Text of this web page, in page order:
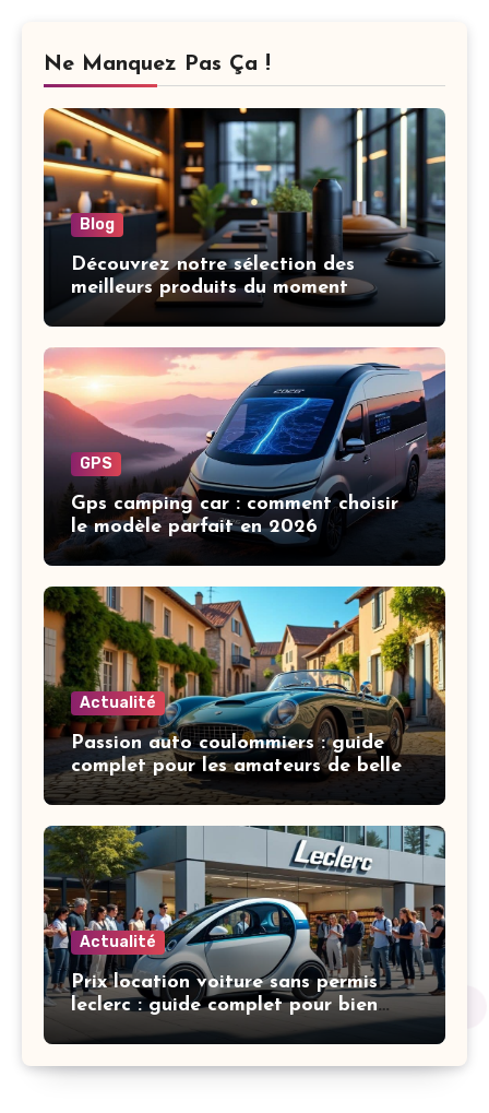
Ne Manquez Pas Ça !
Blog
Découvrez notre sélection des
meilleurs produits du moment
GPS
Gps camping car : comment choisir
le modèle parfait en 2026
Actualité
Passion auto coulommiers : guide
complet pour les amateurs de belles
mécaniques
Actualité
Prix location voiture sans permis
leclerc : guide complet pour bien
choisir et économiser